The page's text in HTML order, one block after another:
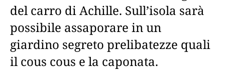
del carro di Achille. Sull’isola sarà
possibile assaporare in un
giardino segreto prelibatezze quali
il cous cous e la caponata.